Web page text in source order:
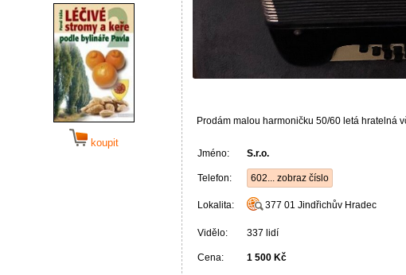
koupit
Prodám malou harmoničku 50/60 letá hratelná
Jméno: S.r.o.
Telefon: 602... zobraz číslo
Lokalita: 377 01 Jindřichův Hradec
Vidělo: 337 lidí
Cena: 1 500 Kč